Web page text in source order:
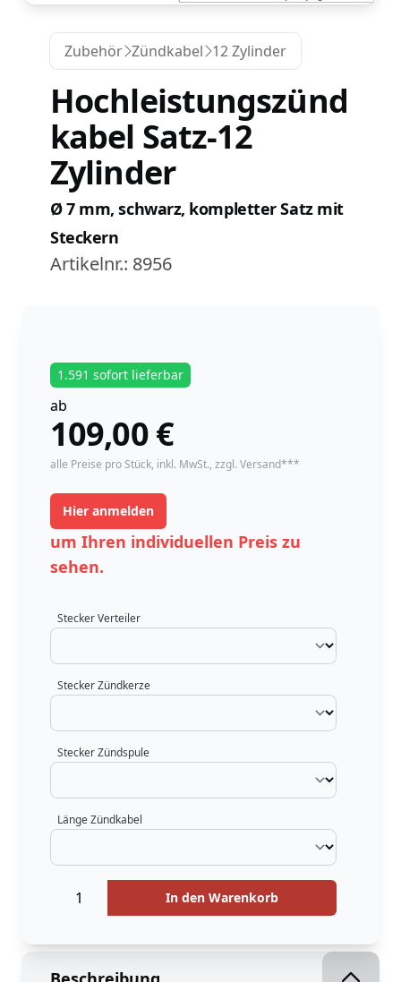
Zubehör Zündkabel 12 Zylinder
Hochleistungszünd
kabel Satz-12
Zylinder
Ø 7 mm, schwarz, kompletter Satz mit
Steckern
Artikelnr.: 8956
1.591 sofort lieferbar
ab
109,00
instock
€
alle Preise pro Stück, inkl. MwSt., zzgl. Versand***
Hier anmelden
um Ihren individuellen Preis zu
sehen.
Stecker Verteiler
Stecker Zündkerze
Stecker Zündspule
Länge Zündkabel
In den Warenkorb